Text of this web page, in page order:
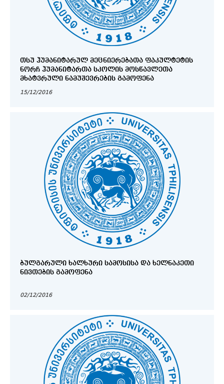
ᲗᲡᲣ ᲰᲣᲛᲐᲜᲘᲢᲐᲠᲣᲚ ᲛᲔᲪᲜᲘᲔᲠᲔᲑᲐᲗᲐ ᲤᲐᲙᲣᲚᲢᲔᲢᲘᲡ
ᲜᲝᲠᲩ ᲰᲣᲛᲐᲜᲘᲢᲐᲠᲗᲐ ᲡᲙᲝᲚᲘᲡ ᲛᲝᲡᲬᲐᲕᲚᲔᲗᲐ
ᲛᲮᲐᲢᲕᲠᲣᲚᲘ ᲜᲐᲛᲣᲨᲔᲕᲠᲔᲑᲘᲡ ᲒᲐᲛᲝᲤᲔᲜᲐ
15/12/2016
ᲑᲣᲚᲒᲐᲠᲣᲚᲘ ᲮᲐᲚᲮᲣᲠᲘ ᲡᲐᲛᲝᲡᲘᲡᲐ ᲓᲐ ᲮᲔᲚᲜᲐᲙᲔᲗᲘ
ᲜᲘᲕᲗᲔᲑᲘᲡ ᲒᲐᲛᲝᲤᲔᲜᲐ
02/12/2016